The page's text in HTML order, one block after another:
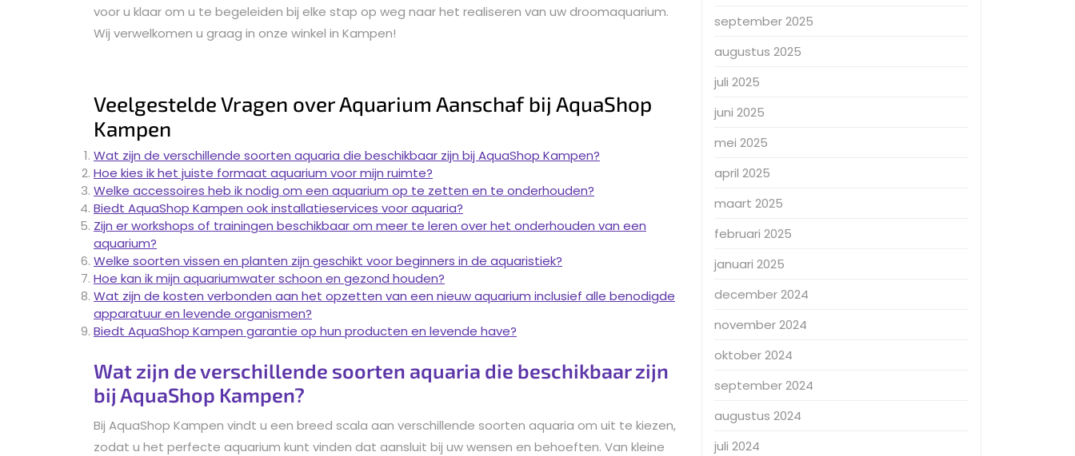
voor u klaar om u te begeleiden bij elke stap op weg naar het realiseren van uw droomaquarium.
Wij verwelkomen u graag in onze winkel in Kampen!
Veelgestelde Vragen over Aquarium Aanschaf bij AquaShop
Kampen
Wat zijn de verschillende soorten aquaria die beschikbaar zijn bij AquaShop Kampen?
Hoe kies ik het juiste formaat aquarium voor mijn ruimte?
Welke accessoires heb ik nodig om een ​​aquarium op te zetten en te onderhouden?
Biedt AquaShop Kampen ook installatieservices voor aquaria?
Zijn er workshops of trainingen beschikbaar om meer te leren over het onderhouden van een
aquarium?
Welke soorten vissen en planten zijn geschikt voor beginners in de aquaristiek?
Hoe kan ik mijn aquariumwater schoon en gezond houden?
Wat zijn de kosten verbonden aan het opzetten van een nieuw aquarium inclusief alle benodigde
apparatuur en levende organismen?
Biedt AquaShop Kampen garantie op hun producten en levende have?
Wat zijn de verschillende soorten aquaria die beschikbaar zijn
bij AquaShop Kampen?
Bij AquaShop Kampen vindt u een breed scala aan verschillende soorten aquaria om uit te kiezen,
zodat u het perfecte aquarium kunt vinden dat aansluit bij uw wensen en behoeften. Van kleine
september 2025
augustus 2025
juli 2025
juni 2025
mei 2025
april 2025
maart 2025
februari 2025
januari 2025
december 2024
november 2024
oktober 2024
september 2024
augustus 2024
juli 2024